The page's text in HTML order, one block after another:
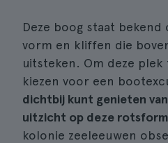
Deze boog staat bekend
vorm en kliffen die
uitsteken. Om deze
kiezen voor een
dichtbij kunt genieten
uitzicht op deze
kolonie zeeleeuwen